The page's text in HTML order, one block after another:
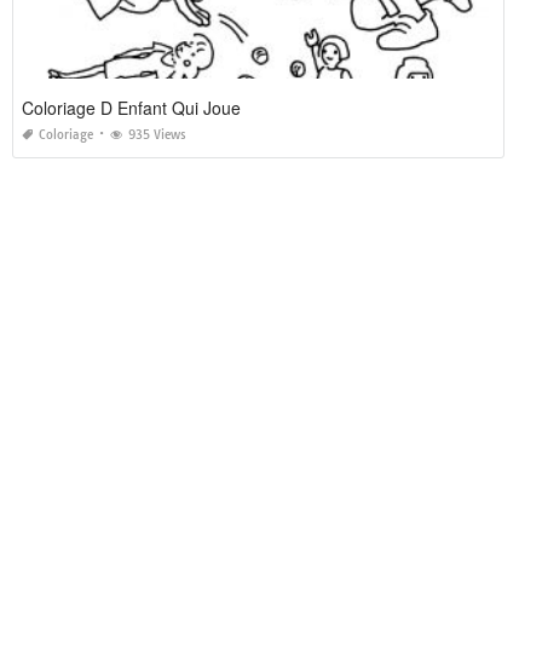
Coloriage D Enfant Qui Joue
Coloriage 935 Views